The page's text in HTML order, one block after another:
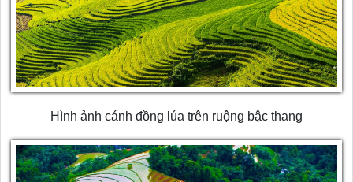
Hình ảnh cánh đồng lúa trên ruộng bậc thang